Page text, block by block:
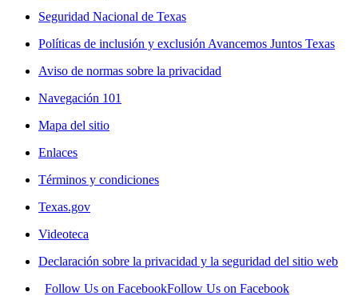
Seguridad Nacional de Texas
Políticas de inclusión y exclusión Avancemos Juntos Texas
Aviso de normas sobre la privacidad
Navegación 101
Mapa del sitio
Enlaces
Términos y condiciones
Texas.gov
Videoteca
Declaración sobre la privacidad y la seguridad del sitio web
Follow Us on FacebookFollow Us on Facebook